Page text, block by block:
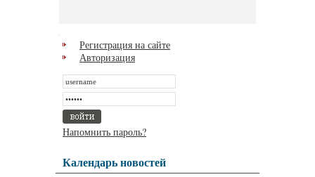
Регистрация на сайте
Авторизация
Напомнить пароль?
Календарь новостей